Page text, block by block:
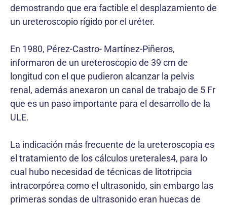
demostrando que era factible el desplazamiento de
un ureteroscopio rígido por el uréter.
En 1980, Pérez-Castro- Martínez-Piñeros,
informaron de un ureteroscopio de 39 cm de
longitud con el que pudieron alcanzar la pelvis
renal, además anexaron un canal de trabajo de 5 Fr
que es un paso importante para el desarrollo de la
ULE.
La indicación más frecuente de la ureteroscopia es
el tratamiento de los cálculos ureterales4, para lo
cual hubo necesidad de técnicas de litotripcia
intracorpórea como el ultrasonido, sin embargo las
primeras sondas de ultrasonido eran huecas de